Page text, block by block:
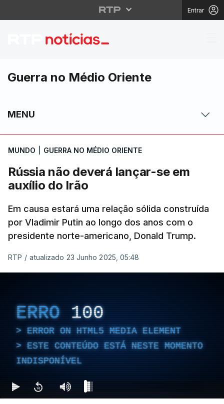
Entrar
Rússia não deverá
Guerra no Médio Oriente
MENU
MUNDO GUERRA NO MÉDIO ORIENTE
Rússia não deverá lançar-se em
auxílio do Irão
Em causa estará uma relação sólida construída
por Vladimir Putin ao longo dos anos com o
presidente norte-americano, Donald Trump.
RTP / atualizado 23 Junho 2025, 05:48
ERRO 100
ERROR ON HTML5 MEDIA ELEMENT
ESTE CONTEÚDO ESTÁ NESTE MOMENTO
INDISPONÍVEL